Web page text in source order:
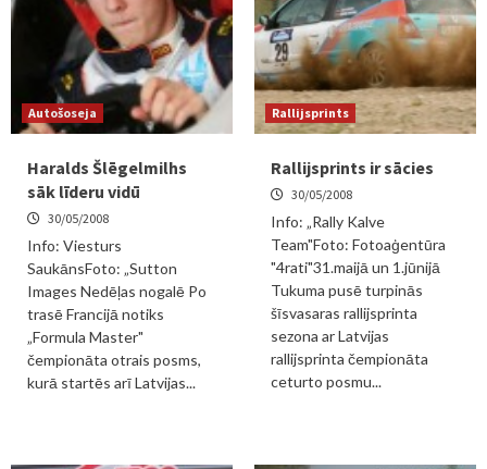
Autošoseja
Haralds Šlēgelmilhs
sāk līderu vidū
30/05/2008
Info: Viesturs
SaukānsFoto: „Sutton
Images Nedēļas nogalē Po
trasē Francijā notiks
„Formula Master"
čempionāta otrais posms,
kurā startēs arī Latvijas...
Rallijsprints
Rallijsprints ir sācies
30/05/2008
Info: „Rally Kalve
Team"Foto: Fotoaģentūra
"4rati"31.maijā un 1.jūnijā
Tukuma pusē turpinās
šīsvasaras rallijsprinta
sezona ar Latvijas
rallijsprinta čempionāta
ceturto posmu...